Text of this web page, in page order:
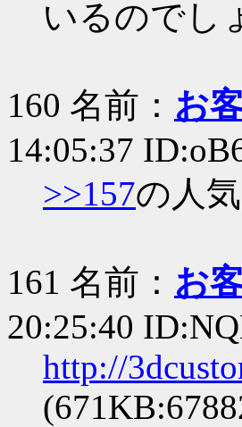
いるのでし
160 名前： お
14:05:37
>>157の人
161 名前： お
20:25:40
http://